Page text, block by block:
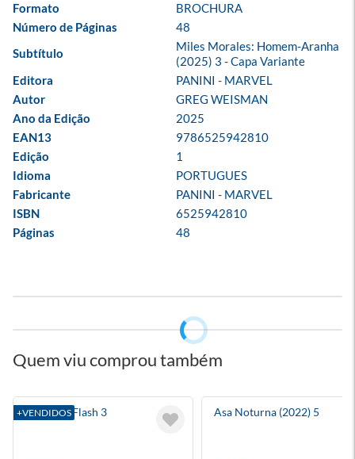
Formato
BROCHURA
Número de Páginas
48
Subtítulo
Miles Morales: Homem-Aranha
(2025) 3 - Capa Variante
Editora
PANINI - MARVEL
Autor
GREG WEISMAN
Ano da Edição
2025
EAN13
9786525942810
Edição
1
Idioma
PORTUGUES
Fabricante
PANINI - MARVEL
ISBN
6525942810
Páginas
48
Quem viu comprou também
+VENDIDOS
Absolute Flash 3 Asa Noturna (2022) 5